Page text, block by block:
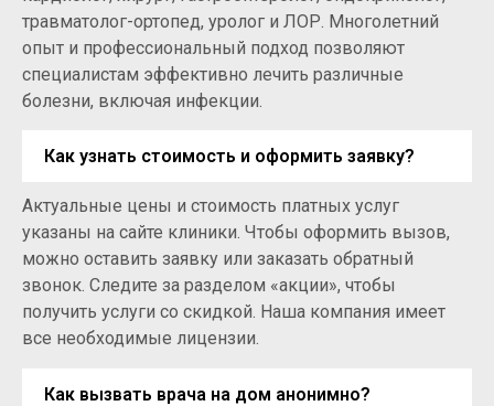
травматолог-ортопед, уролог и ЛОР. Многолетний
опыт и профессиональный подход позволяют
специалистам эффективно лечить различные
болезни, включая инфекции.
Как узнать стоимость и оформить заявку?
Актуальные цены и стоимость платных услуг
указаны на сайте клиники. Чтобы оформить вызов,
можно оставить заявку или заказать обратный
звонок. Следите за разделом «акции», чтобы
получить услуги со скидкой. Наша компания имеет
все необходимые лицензии.
Как вызвать врача на дом анонимно?